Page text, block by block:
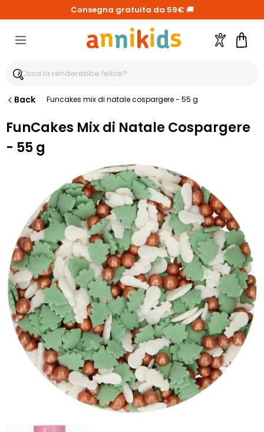
Consegna gratuita da 59€ 🚚
Account
Back Funcakes mix di natale cospargere - 55 g
FunCakes Mix di Natale Cospargere
- 55 g